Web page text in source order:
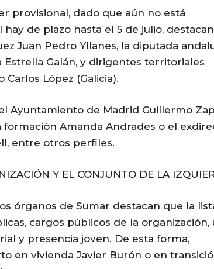
provisional, dado que aún no está
de plazo hasta el 5 de julio, destacan
Juan Pedro Yllanes, la diputada
Estrella Galán, y dirigentes territoriales
Carlos López (Galicia).
Ayuntamiento de Madrid Guillermo
Amanda Andrades o el
entre otros perfiles.
Y EL CONJUNTO DE LA
órganos de Sumar destacan que la
cargos públicos de la organización,
y presencia joven. De esta forma,
en vivienda Javier Burón o en